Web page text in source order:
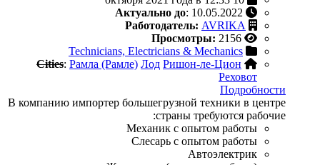
Актуально до: 10.05.2022
Работодатель: AVRIKA
Просмотры: 2156
Technicians, Electricians & Mechanics
Cities: Рамла (Рамле) Лод Ришон-ле-Цион
Реховот
Подробности
В компанию импортер большегрузной техники в центре
страны требуются рабочие:
Механик с опытом работы
Слесарь с опытом работы
Автоэлектрик